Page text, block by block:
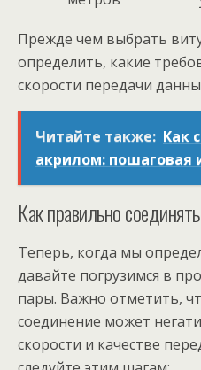
Прежде чем выбрать
определить, какие
скорости передачи
Читайте также: Как
акрилом: пошаговая
Как правильно
Теперь, когда мы
давайте погрузимся в
пары. Важно отметить,
соединение может
скорости и качестве